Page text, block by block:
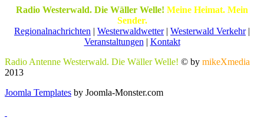
Radio Westerwald. Die Wäller Welle! Meine Heimat. Mein
Sender.
Regionalnachrichten | Westerwaldwetter| Westerwald Verkehr|
Veranstaltungen | Kontakt
Radio Antenne Westerwald. Die Wäller Welle! © by mikeXmedia
2013
Joomla Templates by Joomla-Monster.com